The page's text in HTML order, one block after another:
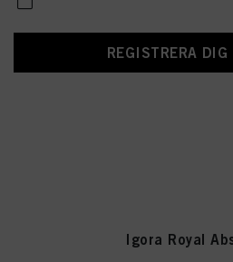
REGISTRERA
Igora Royal